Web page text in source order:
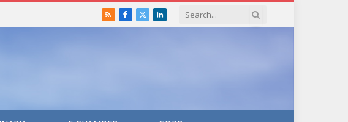
RSSFacebook
X
LinkedIn